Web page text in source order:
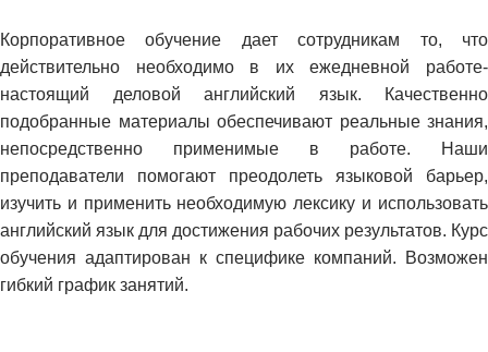
Корпоративное обучение дает сотрудникам то, что
действительно необходимо в их ежедневной работе-
настоящий деловой английский язык. Качественно
подобранные материалы обеспечивают реальные знания,
непосредственно применимые в работе. Наши
преподаватели помогают преодолеть языковой барьер,
изучить и применить необходимую лексику и использовать
английский язык для достижения рабочих результатов. Курс
обучения адаптирован к специфике компаний. Возможен
гибкий график занятий.